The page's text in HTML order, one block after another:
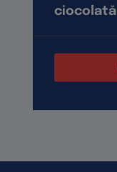
ciocolată